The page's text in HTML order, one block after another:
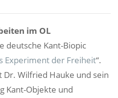
im OL
deutsche Kant-Biopic
Experiment der Freiheit“.
Dr. Wilfried Hauke und sein
Kant-Objekte und